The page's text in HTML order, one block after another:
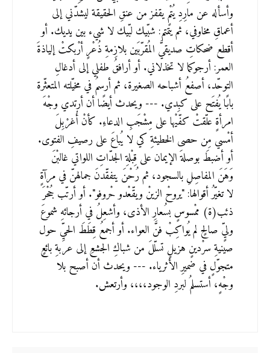
وأسأله عن مارِدِ يُتْمٍ يقفز من عنقِ الحقيقة ليشدّني إلى
أعماقِ مخاوفي، ثم يتمتم: شبّيك لبّيك لا شيء بين يديك. أو
أقطع ضحكاتِ صديقيَّ المُقرّبَين بلازِمةِ ذُعْرٍ أرْبكتْ إلياذةَ
العمر: أرجوكما لا تخذلاني. أو أرافقُ طفلي إلى أدغالِ
التوحّد، أصفعُ أشباحه الصغيرة، ثم أرسمُ في مخيّلته المتعثّرة
بابًا يُفتَح على كبِدي. --- ويحدث أيضًا أن أرتدي وجْهَ
امرأةٍ علّقتْ كفّيْها على مِشْجَبِ الدعاءِ. كأنْ أُغرْبِلَ
أمْسي مِن حصى الخطيئةِ كي لا يُباعَ على رصيفِ الفتوى.
أو أضبطَ بوصلةَ الإيمان على قِبْلةِ الجدّاتِ اللواتي غالبْنَ
وَهَنَ المفاصِلِ بالسجود، ثم رُحْنَ يتفقّدنَ جمالهنّ في مرآةٍ
لا تغيّرُ أقوالها: "يروحْ الزينْ ويقّعْدو حْروفو". أو أرتّب جُحْرَ
ذئب(ة) ممْسوسٍ بسُعارِ الأذى، وأشعِلُ في أرجائهِ شموعَ
وليٍّ صالحٍ لم يُواكِبْ فنَّ العواء. أو أجمعُ قِطَطَ الحيِّ حول
صينيةِ سرْدينٍ هزيلٍ تسلّلَ من شباكِ الجشعِ إلى عربةِ بائعٍ
متجوّلٍ في ضميرِ الأثرياء. --- ويحدث أن أصبح بلا
وجْهٍ، أستسلمُ لبردِ الوجود،،،، وأرتعش.